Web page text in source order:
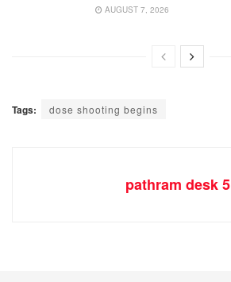
AUGUST 7, 2026
Tags: dose shooting begins
pathram desk 5